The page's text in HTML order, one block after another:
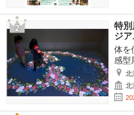
特
ジ
体を
感型
北
北